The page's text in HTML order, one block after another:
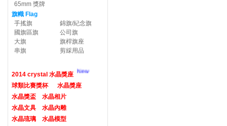
65mm 獎牌
旗幟 Flag
手搖旗
錦旗/紀念旗
國旗區旗
公司旗
大旗
旗桿旗座
串旗
剪綵用品
2014 crystal 水晶獎座 New
球類比賽獎杯
水晶獎座
水晶獎盃
水晶相片
水晶文具
水晶內雕
水晶琉璃
水晶模型